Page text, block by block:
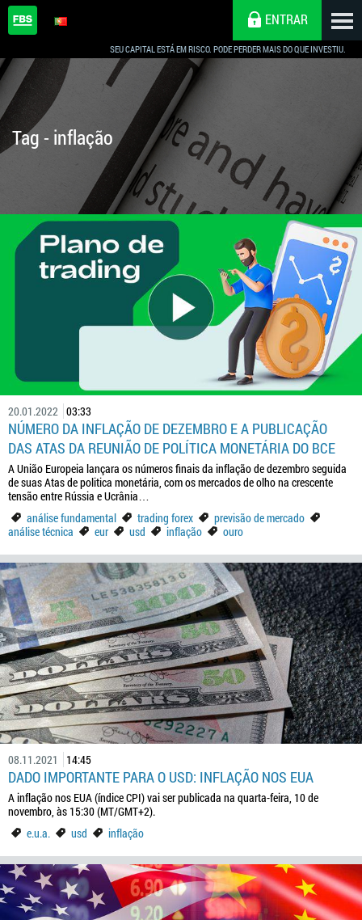
SEU CAPITAL ESTÁ EM RISCO. PODE PERDER MAIS DO QUE INVESTIU.
ENTRAR
Tag - inflação
20.01.2022 03:33
NÚMERO DA INFLAÇÃO DE DEZEMBRO E A PUBLICAÇÃO
DAS ATAS DA REUNIÃO DE POLÍTICA MONETÁRIA DO BCE
A União Europeia lançara os números finais da inflação de dezembro seguida
de suas Atas de politica monetária, com os mercados de olho na crescente
tensão entre Rússia e Ucrânia…
análise fundamental
trading forex
previsão de mercado
análise técnica
eur usd inflação ouro
08.11.2021 14:45
DADO IMPORTANTE PARA O USD: INFLAÇÃO NOS EUA
A inflação nos EUA (índice CPI) vai ser publicada na quarta-feira, 10 de
novembro, às 15:30 (MT/GMT+2).
e.u.a.
usd inflação